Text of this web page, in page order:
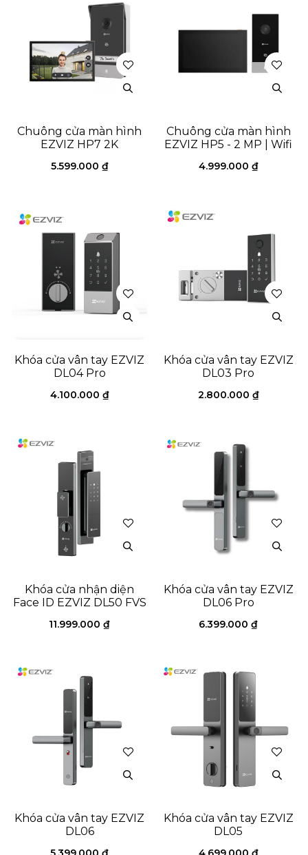
Chuông cửa màn hình
EZVIZ HP7 2K
5.599.000 ₫
Chuông cửa màn hình
EZVIZ HP5 - 2 MP | Wifi
4.999.000 ₫
Khóa cửa vân tay EZVIZ
DL04 Pro
4.100.000 ₫
Khóa cửa vân tay EZVIZ
DL03 Pro
2.800.000 ₫
Khóa cửa nhận diện
Face ID EZVIZ DL50 FVS
11.999.000₫
Khóa cửa vân tay EZVIZ
DL06 Pro
6.399.000₫
Khóa cửa vân tay EZVIZ
DL06
Khóa cửa vân tay EZVIZ
DL05